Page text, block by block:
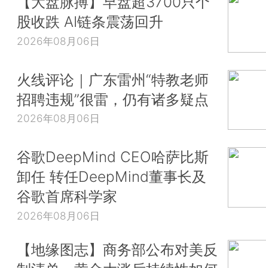
股收跌 AI链条震荡回升
2026年08月06日
火线评论｜广东雷州“特教老师
招聘违规”很雷，仍有诸多疑点
2026年08月06日
谷歌DeepMind CEO哈萨比斯
卸任 转任DeepMind董事长及
谷歌首席科学家
2026年08月06日
【地缘图志】商务部公布对美反